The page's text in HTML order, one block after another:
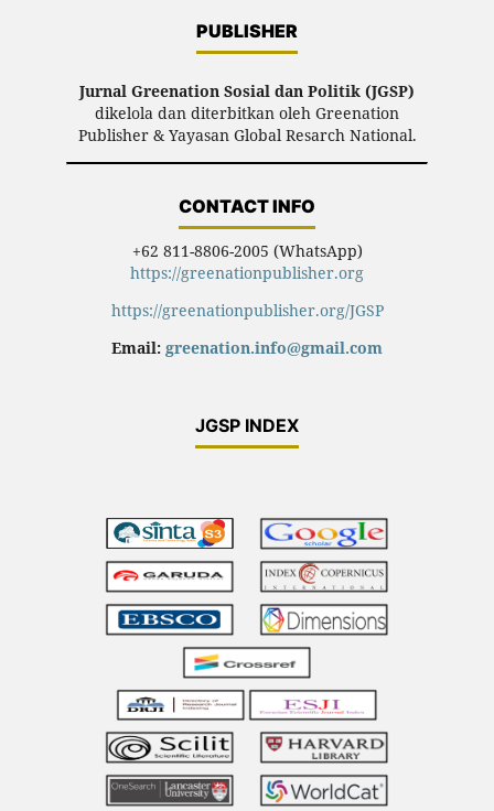
PUBLISHER
Jurnal Greenation Sosial dan Politik (JGSP)
dikelola dan diterbitkan oleh Greenation
Publisher & Yayasan Global Resarch National.
CONTACT INFO
+62 811-8806-2005 (WhatsApp)
https://greenationpublisher.org
https://greenationpublisher.org/JGSP
Email: greenation.info@gmail.com
JGSP INDEX